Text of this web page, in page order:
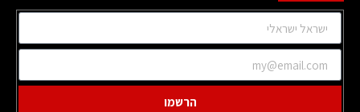
הרשמו